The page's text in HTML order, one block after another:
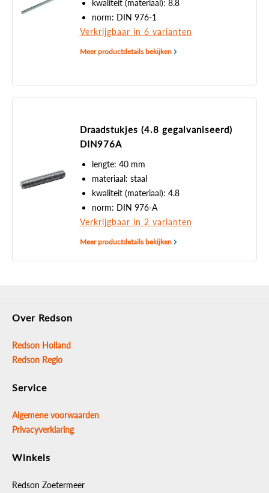
kwaliteit (materiaal): 8.8
norm: DIN 976-1
Verkrijgbaar in 6 varianten
Meer productdetails bekijken
Draadstukjes (4.8 gegalvaniseerd)
DIN976A
lengte: 40 mm
materiaal: staal
kwaliteit (materiaal): 4.8
norm: DIN 976-A
Verkrijgbaar in 2 varianten
Meer productdetails bekijken
Over Redson
Redson Holland
Redson Regio
Service
Algemene voorwaarden
Privacyverklaring
Winkels
Redson Zoetermeer